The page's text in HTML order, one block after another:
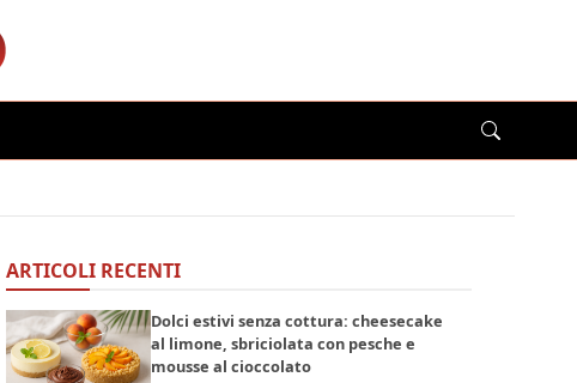
ARTICOLI RECENTI
Dolci estivi senza cottura: cheesecake
al limone, sbriciolata con pesche e
mousse al cioccolato